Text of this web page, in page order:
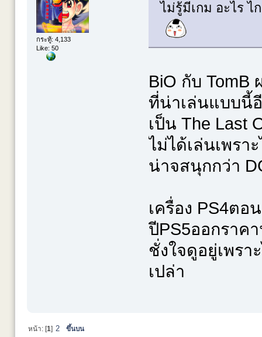
กระทู้: 4,133
Like: 50
ไม่รู้มีเกม อะไร ไ
BiO กับ TomB
ที่น่าเล่นแบบนี้
เป็น The Last
ไม่ได้เล่นเพรา
น่าจสนุกกว่า
เครื่อง PS4ต
ปีPS5ออกราค
ชั่งใจดูอยู่เพรา
เปล่า
หน้า: [1] 2 ขึ้นบน